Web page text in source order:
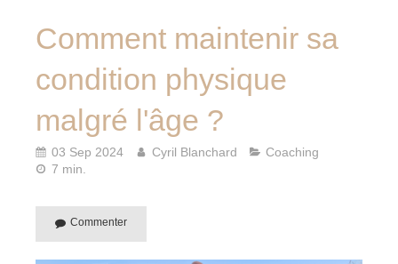
Comment maintenir sa
condition physique
malgré l'âge ?
03 Sep 2024 Cyril Blanchard
Coaching
7 min.
Commenter